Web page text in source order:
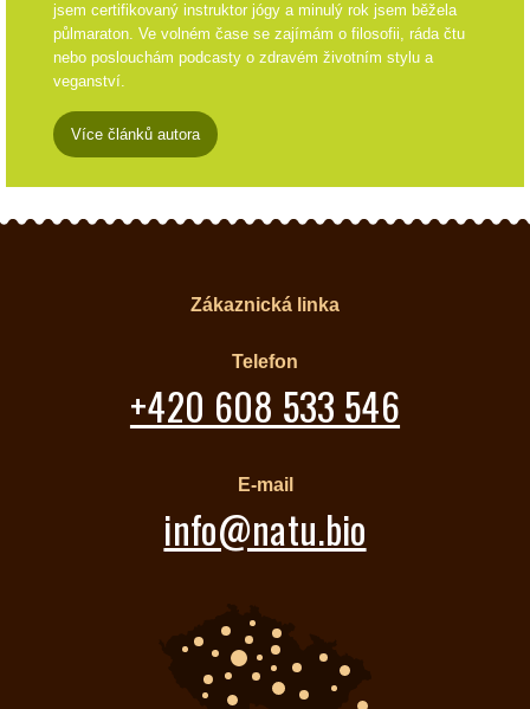
jsem certifikovaný instruktor jógy a minulý rok jsem běžela
půlmaraton. Ve volném čase se zajímám o filosofii, ráda čtu
nebo poslouchám podcasty o zdravém životním stylu a
veganství.
Více článků autora
Zákaznická linka
Telefon
+420 608 533 546
E-mail
info@natu.bio